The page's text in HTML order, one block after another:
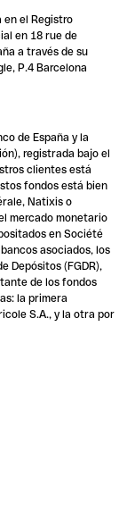
en el Registro
en 18 rue de
a través de su
P.4 Barcelona
de España y la
registrada bajo el
clientes está
fondos está bien
Natixis o
mercado monetario
en Société
asociados, los
Depósitos (FGDR),
de los fondos
la primera
S.A., y la otra por